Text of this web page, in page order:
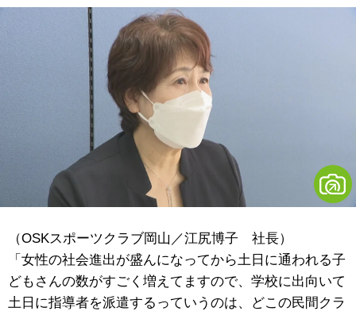
（OSKスポーツクラブ岡山／江尻博子 社長）
「女性の社会進出が盛んになってから土日に通われる子
どもさんの数がすごく増えてますので、学校に出向いて
土日に指導者を派遣するっていうのは、どこの民間クラ